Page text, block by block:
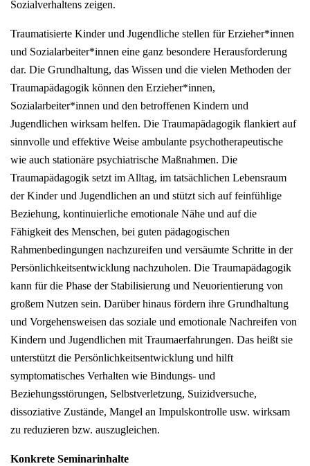
Sozialverhaltens zeigen.
Traumatisierte Kinder und Jugendliche stellen für Erzieher*innen
und Sozialarbeiter*innen eine ganz besondere Herausforderung
dar. Die Grundhaltung, das Wissen und die vielen Methoden der
Traumapädagogik können den Erzieher*innen,
Sozialarbeiter*innen und den betroffenen Kindern und
Jugendlichen wirksam helfen. Die Traumapädagogik flankiert auf
sinnvolle und effektive Weise ambulante psychotherapeutische
wie auch stationäre psychiatrische Maßnahmen. Die
Traumapädagogik setzt im Alltag, im tatsächlichen Lebensraum
der Kinder und Jugendlichen an und stützt sich auf feinfühlige
Beziehung, kontinuierliche emotionale Nähe und auf die
Fähigkeit des Menschen, bei guten pädagogischen
Rahmenbedingungen nachzureifen und versäumte Schritte in der
Persönlichkeitsentwicklung nachzuholen. Die Traumapädagogik
kann für die Phase der Stabilisierung und Neuorientierung von
großem Nutzen sein. Darüber hinaus fördern ihre Grundhaltung
und Vorgehensweisen das soziale und emotionale Nachreifen von
Kindern und Jugendlichen mit Traumaerfahrungen. Das heißt sie
unterstützt die Persönlichkeitsentwicklung und hilft
symptomatisches Verhalten wie Bindungs- und
Beziehungsstörungen, Selbstverletzung, Suizidversuche,
dissoziative Zustände, Mangel an Impulskontrolle usw. wirksam
zu reduzieren bzw. auszugleichen.
Konkrete Seminarinhalte